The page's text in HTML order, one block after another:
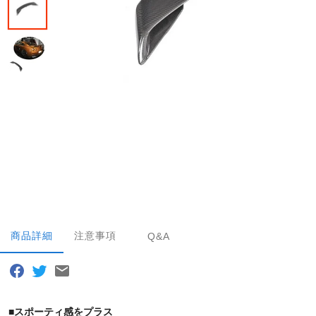
商品詳細 注意事項 Q&A
■スポーティ感をプラス